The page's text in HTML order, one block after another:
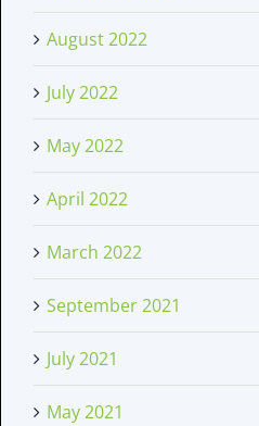
August 2022
July 2022
May 2022
April 2022
March 2022
September 2021
July 2021
May 2021